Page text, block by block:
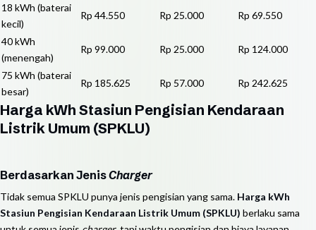
18 kWh (baterai
kecil)
Rp 44.550 Rp 25.000 Rp 69.550
40 kWh
(menengah)
Rp 99.000 Rp 25.000 Rp 124.000
75 kWh (baterai
besar)
Rp 185.625 Rp 57.000 Rp 242.625
Harga kWh Stasiun Pengisian Kendaraan
Listrik Umum (SPKLU)
Berdasarkan JenisCharger
Tidak semua SPKLU punya jenis pengisian yang sama. Harga kWh
Stasiun Pengisian Kendaraan Listrik Umum (SPKLU) berlaku sama